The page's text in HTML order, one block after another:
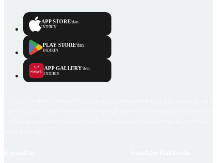
APP STORE'dan
İNDİRİN
PLAY STORE'dan
İNDİRİN
APP GALLERY'den
İNDİRİN